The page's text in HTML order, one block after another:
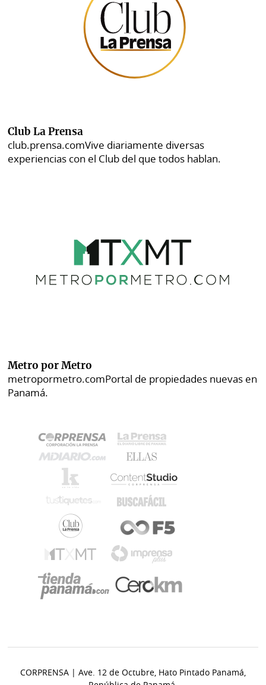
Club La Prensa
club.prensa.comVive diariamente diversas
experiencias con el Club del que todos hablan.
Metro por Metro
metropormetro.comPortal de propiedades nuevas en
Panamá.
CORPRENSA | Ave. 12 de Octubre, Hato Pintado Panamá,